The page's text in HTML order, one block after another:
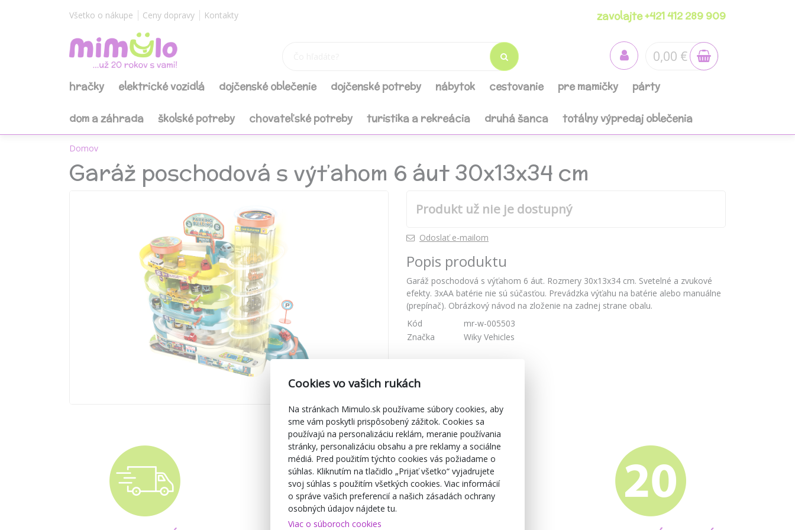
Všetko o nákupe Ceny dopravy Kontakty zavolajte +421 412 289 909
0,00 €
hračky elektrické vozidlá dojčenské oblečenie dojčenské potreby nábytok cestovanie pre mamičky párty
dom a záhrada školské potreby chovateľské potreby turistika a rekreácia druhá šanca totálny výpredaj oblečenia
Domov
Garáž poschodová s výťahom 6 áut 30x13x34 cm
Produkt už nie je dostupný
Odoslať e-mailom
Popis produktu
Garáž poschodová s výťahom 6 áut. Rozmery 30x13x34 cm. Svetelné a zvukové
efekty. 3xAA batérie nie sú súčasťou. Prevádzka výťahu na batérie alebo manuálne
(prepínač). Obrázkový návod na zloženie na zadnej strane obalu.
Kód
mr-w-005503
Značka
Wiky Vehicles
Cookies vo vašich rukách
Na stránkach Mimulo.sk používame súbory cookies, aby
sme vám poskytli prispôsobený zážitok. Cookies sa
používajú na personalizáciu reklám, meranie používania
stránky, personalizáciu obsahu a pre reklamy a sociálne
médiá. Pred použitím týchto cookies vás požiadame o
súhlas. Kliknutím na tlačidlo „Prijať všetko“ vyjadrujete
svoj súhlas s použitím všetkých cookies. Viac informácií
o správe vašich preferencií a našich zásadách ochrany
osobných údajov nájdete tu.
Viac o súboroch cookies